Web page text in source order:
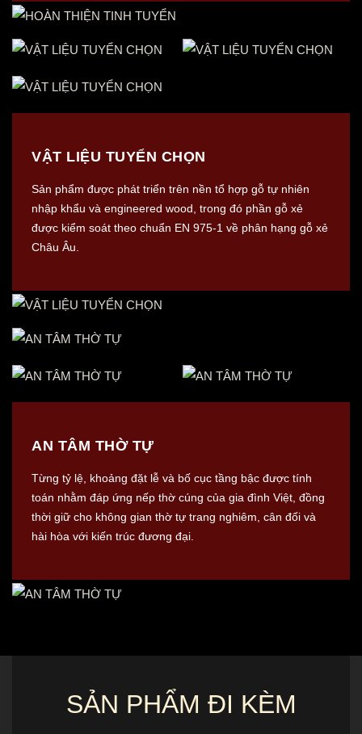
VẬT LIỆU TUYỂN CHỌN
Sản phẩm được phát triển trên nền tổ hợp gỗ tự nhiên
nhập khẩu và engineered wood, trong đó phần gỗ xẻ
được kiểm soát theo chuẩn EN 975-1 về phân hạng gỗ xẻ
Châu Âu.
AN TÂM THỜ TỰ
Từng tỷ lệ, khoảng đặt lễ và bố cục tầng bậc được tính
toán nhằm đáp ứng nếp thờ cúng của gia đình Việt, đồng
thời giữ cho không gian thờ tự trang nghiêm, cân đối và
hài hòa với kiến trúc đương đại.
SẢN PHẨM ĐI KÈM